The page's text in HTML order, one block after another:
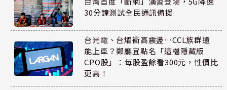
30分鐘測試全民通訊備援
台光電、台燿衝高震盪…CCL族群還
能上車？鄭廳宜點名「這檔隱藏版
CPO股」：每股盈餘看300元，性價比
更高！